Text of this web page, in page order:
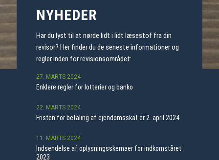
NYHEDER
Har du lyst til at nørde lidt i lidt læsestof fra din
revisor? Her finder du de seneste informationer og
regler inden for revisionsområdet:
27. MARTS 2024
Enklere regler for lotterier og banko
22. MARTS 2024
Fristen for betaling af ejendomsskat er 2. april 2024
11. MARTS 2024
Indsendelse af oplysningsskemaer for indkomståret
2023